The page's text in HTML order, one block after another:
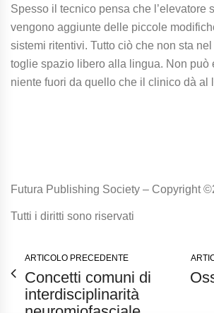
Spesso il tecnico pensa che l’elevatore
vengono aggiunte delle piccole
sistemi ritentivi. Tutto ciò che non sta
toglie spazio libero alla lingua. Non può
niente fuori da quello che il clinico dà al
Futura Publishing Society – Copyright
Tutti i diritti sono riservati
ARTICOLO PRECEDENTE
Concetti comuni di
interdisciplinarità